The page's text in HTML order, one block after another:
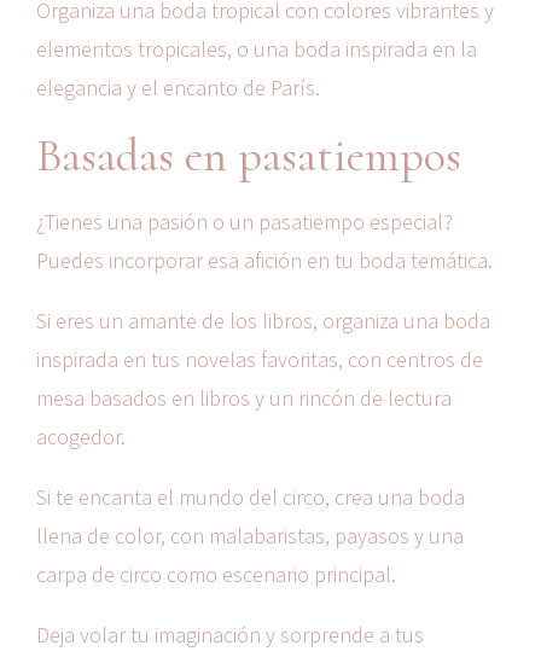
Organiza una boda tropical con colores vibrantes y
elementos tropicales, o una boda inspirada en la
elegancia y el encanto de París.
Basadas en pasatiempos
¿Tienes una pasión o un pasatiempo especial?
Puedes incorporar esa afición en tu boda temática.
Si eres un amante de los libros, organiza una boda
inspirada en tus novelas favoritas, con centros de
mesa basados en libros y un rincón de lectura
acogedor.
Si te encanta el mundo del circo, crea una boda
llena de color, con malabaristas, payasos y una
carpa de circo como escenario principal.
Deja volar tu imaginación y sorprende a tus